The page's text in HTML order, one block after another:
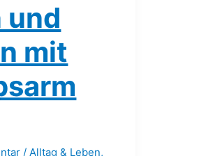
und
mit
/Alltag & Leben,